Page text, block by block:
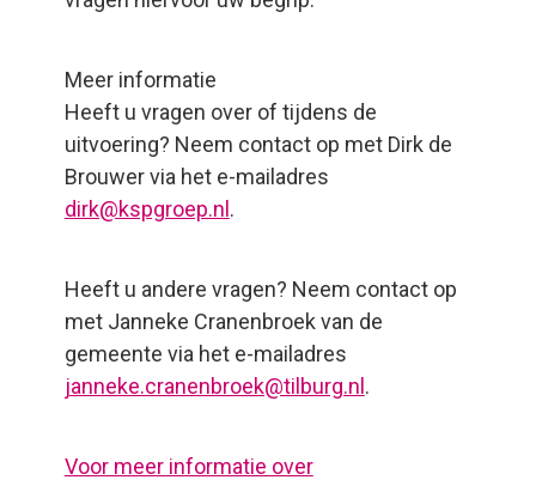
Meer informatie
Heeft u vragen over of tijdens de
uitvoering? Neem contact op met Dirk de
Brouwer via het e-mailadres
dirk@kspgroep.nl .
Heeft u andere vragen? Neem contact op
met Janneke Cranenbroek van de
gemeente via het e-mailadres
janneke.cranenbroek@tilburg.nl .
Voor meer informatie over